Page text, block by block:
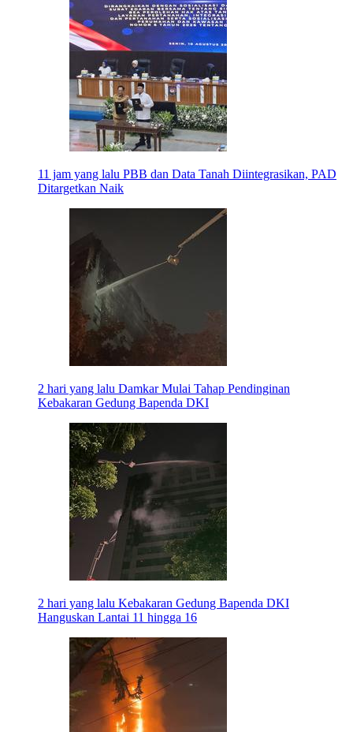
11 jam yang lalu PBB dan Data Tanah Diintegrasikan, PAD
Ditargetkan Naik
2 hari yang lalu Damkar Mulai Tahap Pendinginan
Kebakaran Gedung Bapenda DKI
2 hari yang lalu Kebakaran Gedung Bapenda DKI
Hanguskan Lantai 11 hingga 16